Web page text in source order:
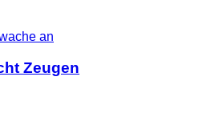
Zeugen